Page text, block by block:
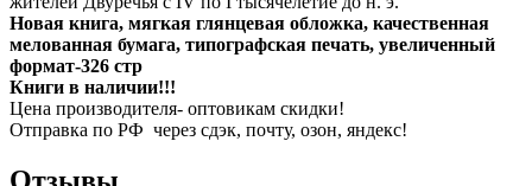
Новая книга, мягкая глянцевая обложка, качественная
мелованная бумага, типографская печать, увеличенный
формат-326 стр
Книги в наличии!!!
Цена производителя- оптовикам скидки!
Отправка по РФ через сдэк, почту, озон, яндекс!